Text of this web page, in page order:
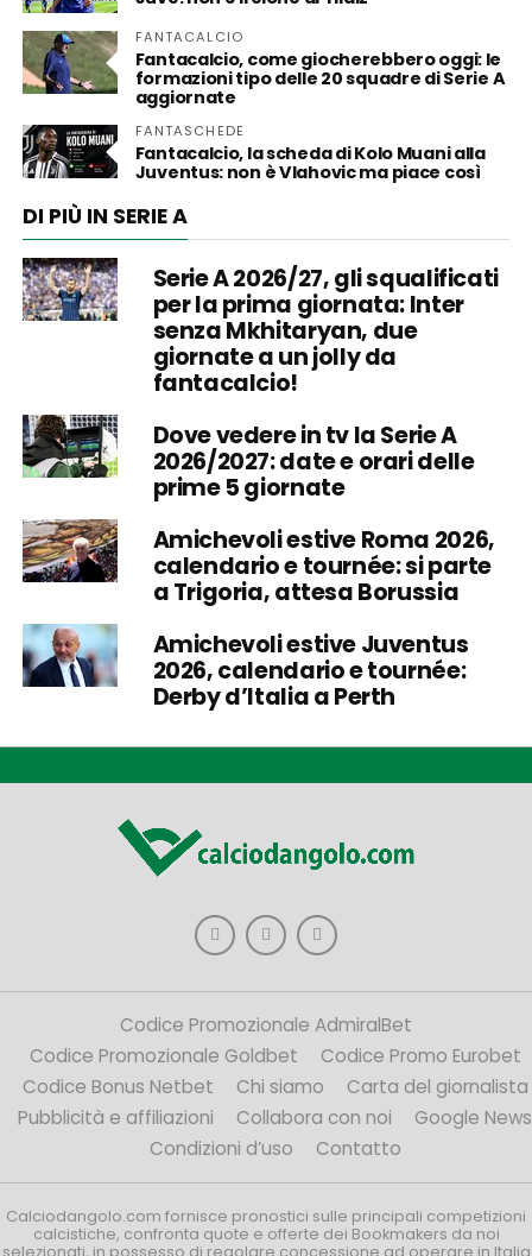
FANTACALCIO
Fantacalcio, come giocherebbero oggi: le
formazioni tipo delle 20 squadre di Serie A
aggiornate
FANTASCHEDE
Fantacalcio, la scheda di Kolo Muani alla
Juventus: non è Vlahovic ma piace così
DI PIÙ IN SERIE A
Serie A 2026/27, gli squalificati
per la prima giornata: Inter
senza Mkhitaryan, due
giornate a un jolly da
fantacalcio!
Dove vedere in tv la Serie A
2026/2027: date e orari delle
prime 5 giornate
Amichevoli estive Roma 2026,
calendario e tournée: si parte
a Trigoria, attesa Borussia
Amichevoli estive Juventus
2026, calendario e tournée:
Derby d’Italia a Perth
Codice Promozionale AdmiralBet
Codice Promozionale Goldbet
Codice Promo Eurobet
Codice Bonus Netbet
Chi siamo
Carta del giornalista
Pubblicità e affiliazioni
Collabora con noi
Google News
Condizioni d’uso
Contatto
Calciodangolo.com fornisce pronostici sulle principali competizioni
calcistiche, confronta quote e offerte dei Bookmakers da noi
selezionati, in possesso di regolare concessione ad operare in Italia